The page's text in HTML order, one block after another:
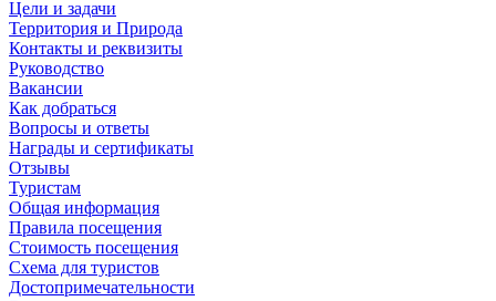
Цели и задачи
Территория и Природа
Контакты и реквизиты
Руководство
Вакансии
Как добраться
Вопросы и ответы
Награды и сертификаты
Отзывы
Туристам
Общая информация
Правила посещения
Стоимость посещения
Схема для туристов
Достопримечательности